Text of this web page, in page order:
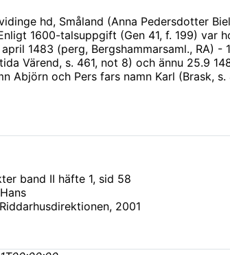
hd, Småland (Anna Pedersdotter
1600-talsuppgift (Gen 41, f. 199)
1483 (perg, Bergshammarsaml., RA)
Värend, s. 461, not 8) och ännu 25.9
Abjörn och Pers fars namn Karl (Brask, s.
band II häfte 1, sid 58
2001